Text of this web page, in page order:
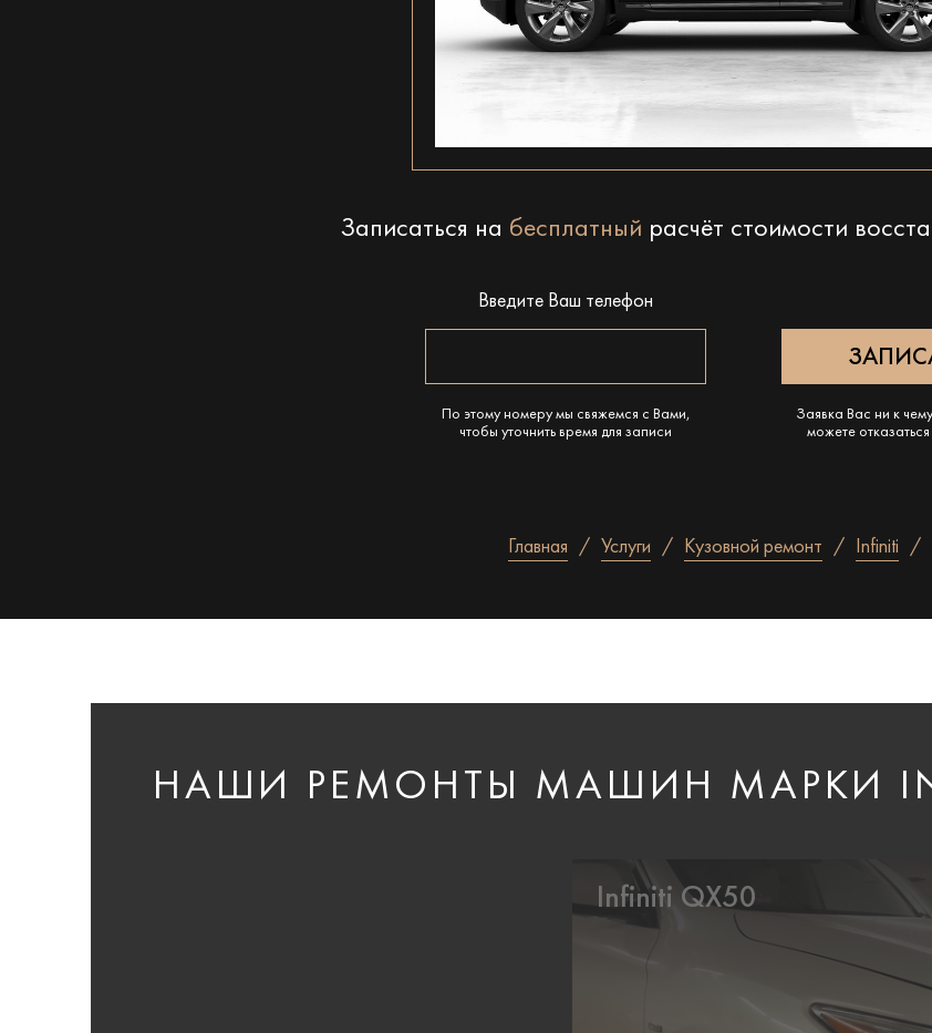
Записаться на бесплатный расчёт стоимости
Введите Ваш телефон
По этому номеру мы свяжемся с Вами,
чтобы уточнить время для записи
Заявка Вас ни к
можете
Главная Услуги Кузовной ремонт Infiniti
НАШИ РЕМОНТЫ МАШИН МАРКИ
Infiniti QX50